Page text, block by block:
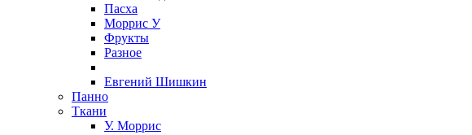
Пасха
Моррис У
Фрукты
Разное
Евгений Шишкин
Панно
Ткани
У. Моррис